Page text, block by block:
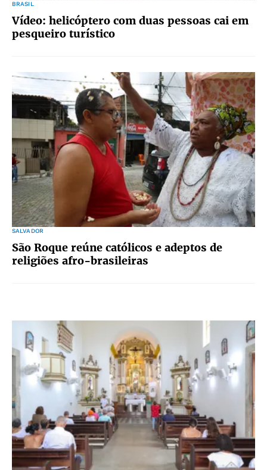
BRASIL
Vídeo: helicóptero com duas pessoas cai em
pesqueiro turístico
SALVADOR
São Roque reúne católicos e adeptos de
religiões afro-brasileiras